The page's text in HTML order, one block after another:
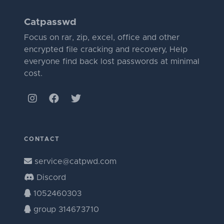
Catpasswd
Focus on rar, zip, excel, office and other
encrypted file cracking and recovery, Help
everyone find back lost passwords at minimal
cost.
CONTACT
service@catpwd.com
Discord
1052460303
group 314673710